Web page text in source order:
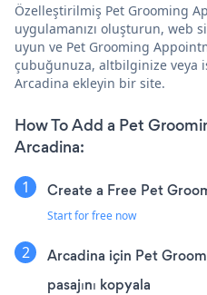
Özelleştirilmiş Pet Grooming
uygulamanızı oluşturun, web
uyun ve Pet Grooming
çubuğunuza, altbilginize veya
Arcadina ekleyin bir site.
How To Add a Pet
Arcadina:
Create a Free Pet
Start for free now
Arcadina için Pet
pasajını kopyala